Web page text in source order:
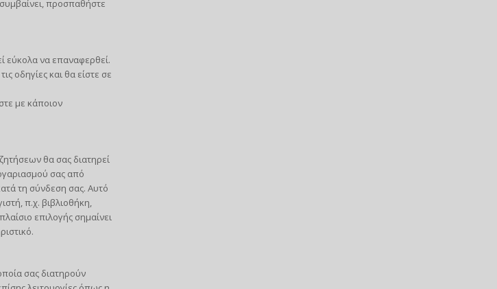
προσπαθήστε
εύκολα να επαναφερθεί.
οδηγίες και θα είστε σε
με κάποιον
θα σας διατηρεί
σας από
τη σύνδεση σας. Αυτό
π.χ. βιβλιοθήκη,
επιλογής σημαίνει
σας διατηρούν